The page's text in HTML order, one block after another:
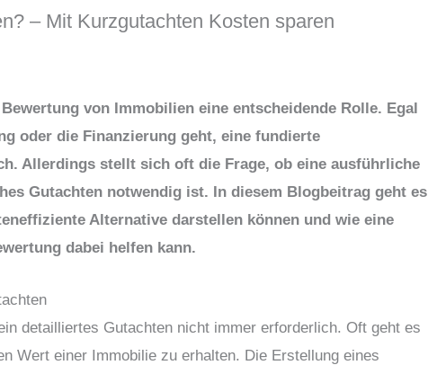
– Mit Kurzgutachten Kosten sparen
von Immobilien eine entscheidende Rolle. Egal
oder die Finanzierung geht, eine fundierte
Allerdings stellt sich oft die Frage, ob eine ausführliche
Gutachten notwendig ist. In diesem Blogbeitrag geht es
Alternative darstellen können und wie eine
dabei helfen kann.
detailliertes Gutachten nicht immer erforderlich. Oft geht es
Wert einer Immobilie zu erhalten. Die Erstellung eines